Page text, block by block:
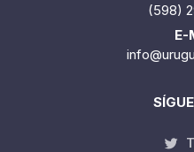
(598)
E-